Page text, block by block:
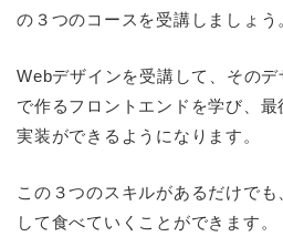
の３つのコースを受講しましょう
Webデザインを受講して、その
で作るフロントエンドを学び、
実装ができるようになります。
この３つのスキルがあるだけで
して食べていくことができます。